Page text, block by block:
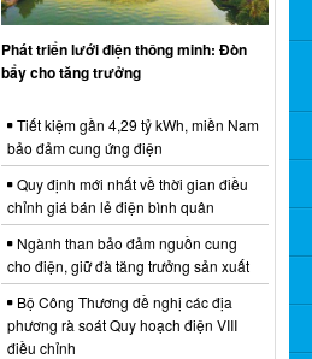
Phát triển lưới điện thông minh: Đòn
bẩy cho tăng trưởng
Tiết kiệm gần 4,29 tỷ kWh, miền Nam
bảo đảm cung ứng điện
Quy định mới nhất về thời gian điều
chỉnh giá bán lẻ điện bình quân
Ngành than bảo đảm nguồn cung
cho điện, giữ đà tăng trưởng sản xuất
Bộ Công Thương đề nghị các địa
phương rà soát Quy hoạch điện VIII
điều chỉnh